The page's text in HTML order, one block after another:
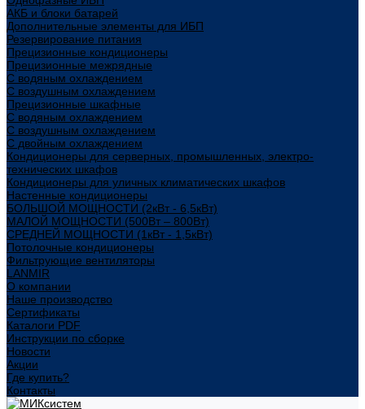
АКБ и блоки батарей
Дополнительные элементы для ИБП
Резервирование питания
Прецизионные кондиционеры
Прецизионные межрядные
С водяным охлаждением
С воздушным охлаждением
Прецизионные шкафные
С водяным охлаждением
С воздушным охлаждением
С двойным охлаждением
Кондиционеры для серверных, промышленных, электро-
технических шкафов
Кондиционеры для уличных климатических шкафов
Настенные кондиционеры
БОЛЬШОЙ МОЩНОСТИ (2кВт - 6,5кВт)
МАЛОЙ МОЩНОСТИ (500Вт – 800Вт)
СРЕДНЕЙ МОЩНОСТИ (1кВт - 1,5кВт)
Потолочные кондиционеры
Фильтрующие вентиляторы
LANMIR
О компании
Наше производство
Сертификаты
Каталоги PDF
Инструкции по сборке
Новости
Акции
Где купить?
Контакты